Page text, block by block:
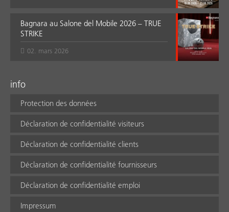
Bagnara au Salone del Mobile 2026 – TRUE
STRIKE
02. mars 2026
info
Protection des données
Déclaration de confidentialité visiteurs
Déclaration de confidentialité clients
Déclaration de confidentialité fournisseurs
Déclaration de confidentialité emploi
Impressum